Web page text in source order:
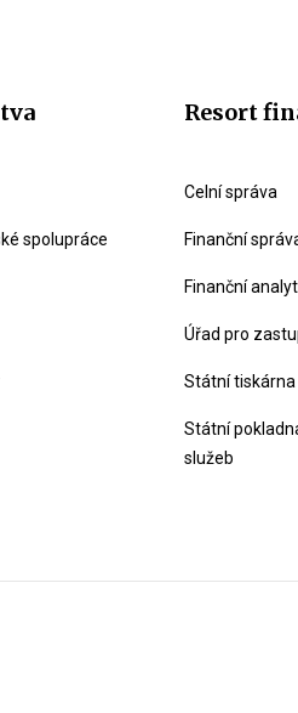
spolupráce
Resort
Celní správa
Finanční
Finanční
Úřad pro
Státní tiskárna
Státní
služeb